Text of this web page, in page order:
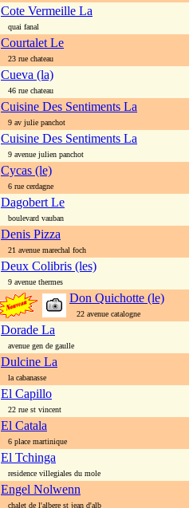
Cote Vermeille La
quai fanal
Courtalet Le
23 rue chateau
Cueva (la)
46 rue chateau
Cuisine Des Sentiments La
9 av julie panchot
Cuisine Des Sentiments La
9 avenue julien panchot
Cycas (le)
6 rue cerdagne
Dagobert Le
boulevard vauban
Denis Pizza
21 avenue marechal foch
Deux Colibris (les)
9 avenue thermes
Don Quichotte (le)
22 avenue catalogne
Dorade La
avenue gen de gaulle
Dulcine La
la cabanasse
El Capillo
22 rue st vincent
El Catala
6 place martinique
El Tchinga
residence villegiales du mole
Engel Nolwenn
chalet de l'albere st jean d'alb